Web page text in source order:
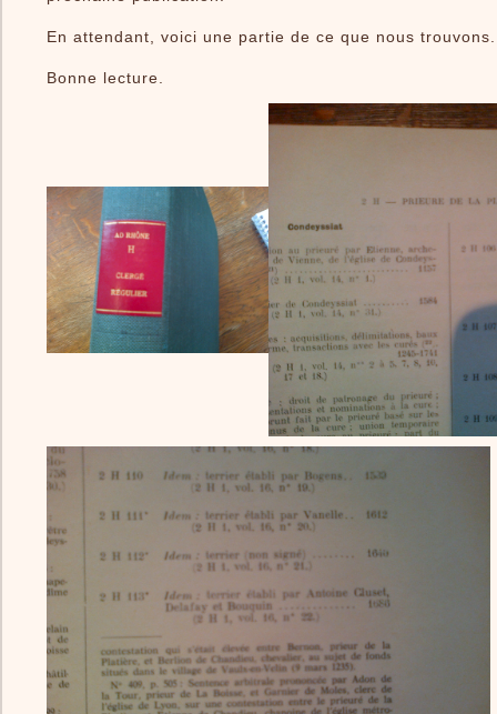
En attendant, voici une partie de ce que nous trouvons.
Bonne lecture.